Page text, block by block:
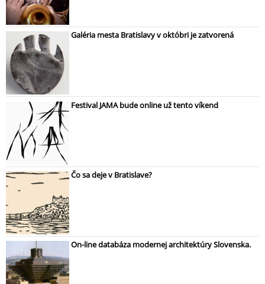
Galéria mesta Bratislavy v októbri je zatvorená
Festival JAMA bude online už tento víkend
Čo sa deje v Bratislave?
On-line databáza modernej architektúry Slovenska.